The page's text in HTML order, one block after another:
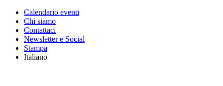
Calendario eventi
Chi siamo
Contattaci
Newsletter e Social
Stampa
Italiano